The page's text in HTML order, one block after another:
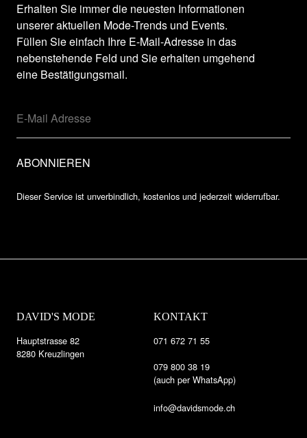
Erhalten Sie immer die neuesten Informationen
unserer aktuellen Mode-Trends und Events.
Füllen Sie einfach Ihre E-Mail-Adresse in das
nebenstehende Feld und Sie erhalten umgehend
eine Bestätigungsmail.
Dieser Service ist unverbindlich, kostenlos und jederzeit widerrufbar.
DAVID'S MODE
Hauptstrasse 82
8280 Kreuzlingen
KONTAKT
071 672 71 55
079 800 38 19
(auch per WhatsApp)
info@davidsmode.ch